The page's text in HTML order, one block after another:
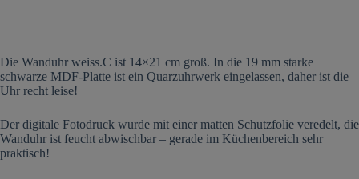
Die Wanduhr weiss.C ist 14×21 cm groß. In die 19 mm starke
schwarze MDF-Platte ist ein Quarzuhrwerk eingelassen, daher ist die
Uhr recht leise!
Der digitale Fotodruck wurde mit einer matten Schutzfolie veredelt, die
Wanduhr ist feucht abwischbar – gerade im Küchenbereich sehr
praktisch!